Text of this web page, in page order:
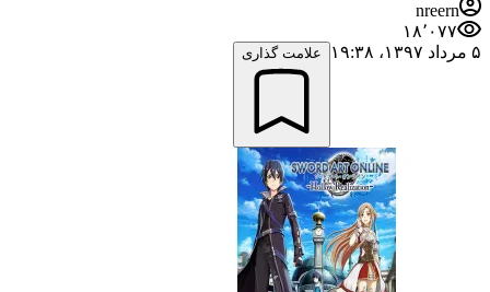
nreern
۱۸٬۰۷۷
۵ مرداد ۱۳۹۷،‏ ۱۹:۳۸
علامت گذاری